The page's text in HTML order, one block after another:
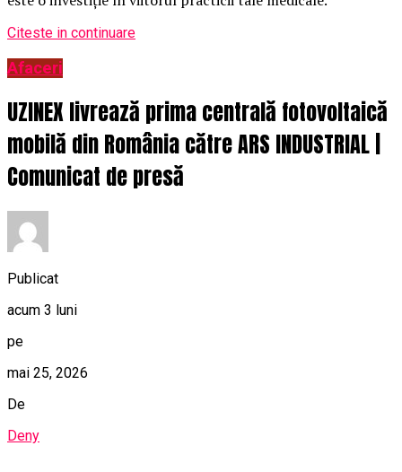
Citeste in continuare
Afaceri
UZINEX livrează prima centrală fotovoltaică
mobilă din România către ARS INDUSTRIAL |
Comunicat de presă
Publicat
acum 3 luni
pe
mai 25, 2026
De
Deny